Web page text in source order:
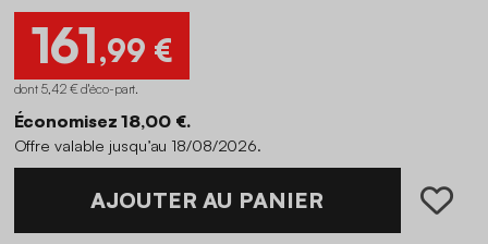
161,99 €
dont 5,42 € d'éco-part.
Économisez 18,00 €.
Offre valable jusqu’au 18/08/2026.
AJOUTER AU PANIER